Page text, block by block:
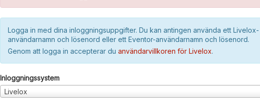
Logga in med dina inloggningsuppgifter. Du kan antingen använda ett Livelox-
användarnamn och lösenord eller ett Eventor-användarnamn och lösenord.
Genom att logga in accepterar du användarvillkoren för Livelox.
Inloggningssystem
Livelox